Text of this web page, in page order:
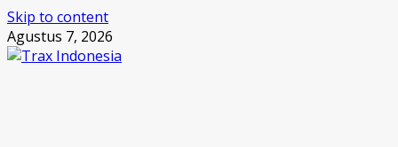
Skip to content
Agustus 7, 2026